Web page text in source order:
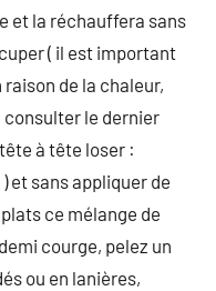
et la réchauffera sans
( il est important
de la chaleur,
consulter le dernier
à tête loser :
et sans appliquer de
ce mélange de
courge, pelez un
ou en lanières,